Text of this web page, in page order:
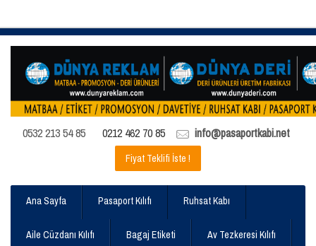
0532 213 54 85 0212 462 70 85 info@pasaportkabi.net
Fiyat Teklifi İste !
Ana Sayfa Pasaport Kılıfı Ruhsat Kabı
Aile Cüzdanı Kılıfı Bagaj Etiketi Av Tezkeresi Kılıfı